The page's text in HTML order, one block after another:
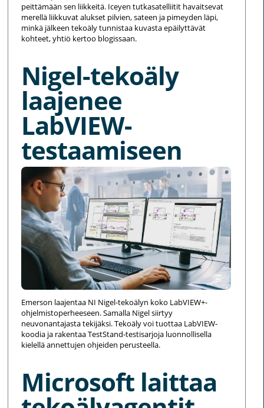
peittämään sen liikkeitä. Iceyen tutkasatelliitit havaitsevat
merellä liikkuvat alukset pilvien, sateen ja pimeyden läpi,
minkä jälkeen tekoäly tunnistaa kuvasta epäilyttävät
kohteet, yhtiö kertoo blogissaan.
Nigel-tekoäly
laajenee
LabVIEW-
testaamiseen
Emerson laajentaa NI Nigel-tekoälyn koko LabVIEW+-
ohjelmistoperheeseen. Samalla Nigel siirtyy
neuvonantajasta tekijäksi. Tekoäly voi tuottaa LabVIEW-
koodia ja rakentaa TestStand-testisarjoja luonnollisella
kielellä annettujen ohjeiden perusteella.
Microsoft laittaa